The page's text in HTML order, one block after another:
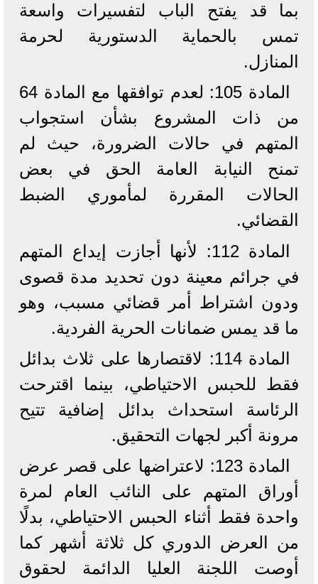
بما قد يفتح الباب لتفسيرات واسعة
تمس بالحماية الدستورية لحرمة
المنازل.
المادة 105: لعدم توافقها مع المادة 64
من ذات المشروع بشأن استجواب
المتهم في حالات الضرورة، حيث لم
تمنح النيابة العامة الحق في بعض
الحالات المقررة لمأموري الضبط
القضائي.
المادة 112: لأنها أجازت إيداع المتهم
في جرائم معينة دون تحديد مدة قصوى
ودون اشتراط أمر قضائي مسبب، وهو
ما قد يمس ضمانات الحرية الفردية.
المادة 114: لاقتصارها على ثلاث بدائل
فقط للحبس الاحتياطي، بينما اقترحت
الرئاسة استحداث بدائل إضافية تتيح
مرونة أكبر لجهات التحقيق.
المادة 123: لاعتراضها على قصر عرض
أوراق المتهم على النائب العام لمرة
واحدة فقط أثناء الحبس الاحتياطي، بدلًا
من العرض الدوري كل ثلاثة أشهر كما
أوصت اللجنة العليا الدائمة لحقوق